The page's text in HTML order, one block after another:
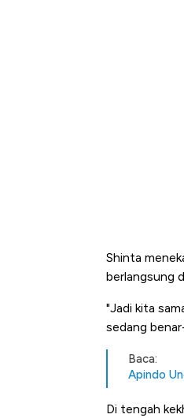
Shinta
berlangsung
"Jadi kita
sedang
Baca:
Apindo
Di tengah